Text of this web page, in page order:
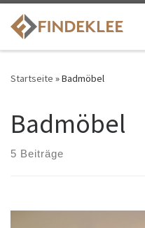
Startseite »Badmöbel
Badmöbel
5 Beiträge